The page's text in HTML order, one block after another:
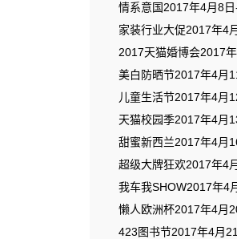
情系意国2017年4月8日-
家装行业大促2017年4月
2017天猫婚博会2017年
美白防晒节2017年4月
儿童生活节2017年4月
天猫校园季2017年4月
甜蜜新西兰2017年4月
超级大牌狂欢2017年4月
我车我SHOW2017年4
懒人欧洲杯2017年4月
423图书节2017年4月21